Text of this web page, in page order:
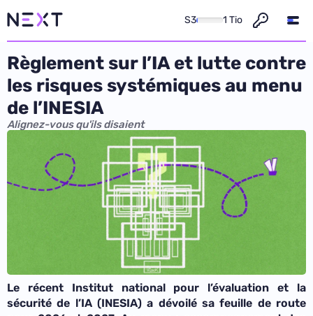
S3 1 Tio
Règlement sur l’IA et lutte contre
les risques systémiques au menu
de l’INESIA
Alignez-vous qu'ils disaient
Le récent Institut national pour l’évaluation et la
sécurité de l’IA (INESIA) a dévoilé sa feuille de route